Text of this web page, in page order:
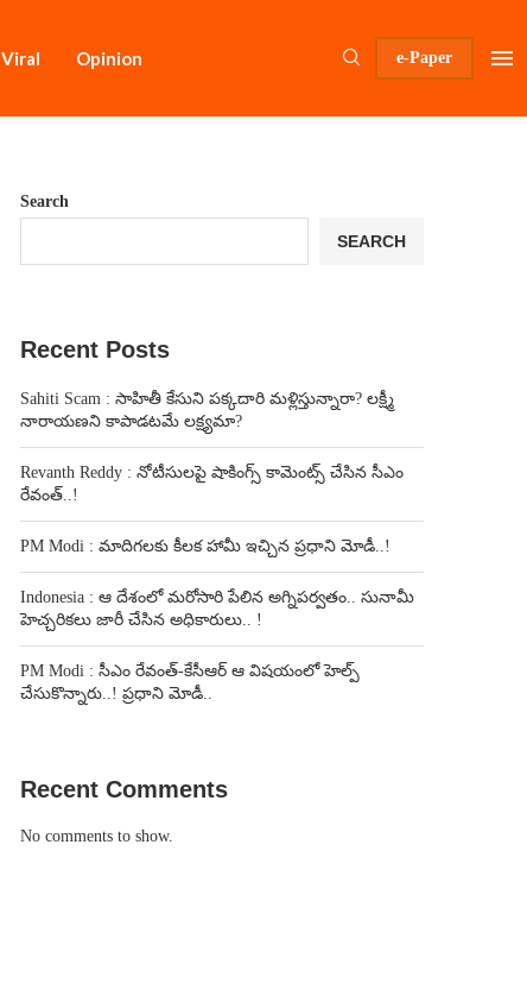
Viral Opinion e-Paper
Search
SEARCH
Recent Posts
Sahiti Scam : సాహితీ కేసుని పక్కదారి మళ్లిస్తున్నారా? లక్ష్మీ
నారాయణని కాపాడటమే లక్ష్యమా?
Revanth Reddy : నోటీసులపై షాకింగ్స్ కామెంట్స్ చేసిన సీఎం
రేవంత్..!
PM Modi : మాదిగలకు కీలక హామీ ఇచ్చిన ప్రధాని మోడీ..!
Indonesia : ఆ దేశంలో మరోసారి పేలిన అగ్నిపర్వతం.. సునామీ
హెచ్చరికలు జారీ చేసిన అధికారులు.. !
PM Modi : సీఎం రేవంత్-కేసీఆర్ ఆ విషయంలో హెల్ప్
చేసుకొన్నారు..! ప్రధాని మోడీ..
Recent Comments
No comments to show.